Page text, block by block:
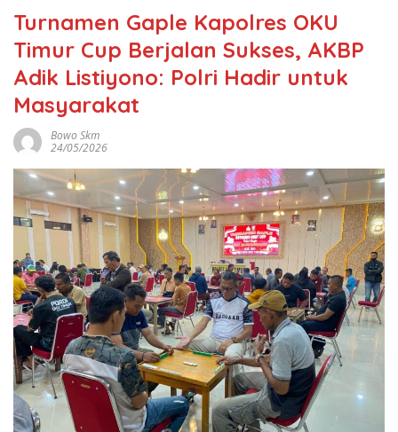
Turnamen Gaple Kapolres OKU
Timur Cup Berjalan Sukses, AKBP
Adik Listiyono: Polri Hadir untuk
Masyarakat
Bowo Skm
24/05/2026